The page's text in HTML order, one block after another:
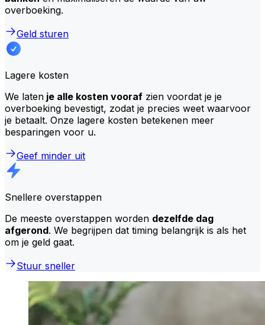
overboeking.
Geld sturen
Lagere kosten
We laten je alle kosten vooraf zien voordat je je
overboeking bevestigt, zodat je precies weet waarvoor
je betaalt. Onze lagere kosten betekenen meer
besparingen voor u.
Geef minder uit
Snellere overstappen
De meeste overstappen worden dezelfde dag
afgerond. We begrijpen dat timing belangrijk is als het
om je geld gaat.
Stuur sneller